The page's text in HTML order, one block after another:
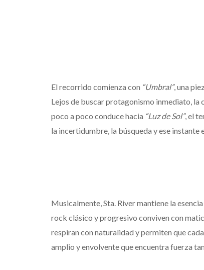
El recorrido comienza con “Umbral”, una
Lejos de buscar protagonismo inmediato, la
poco a poco conduce hacia “Luz de Sol”, el
la incertidumbre, la búsqueda y ese instante
Musicalmente, Sta. River mantiene la
rock clásico y progresivo conviven con
respiran con naturalidad y permiten que
amplio y envolvente que encuentra fuerza